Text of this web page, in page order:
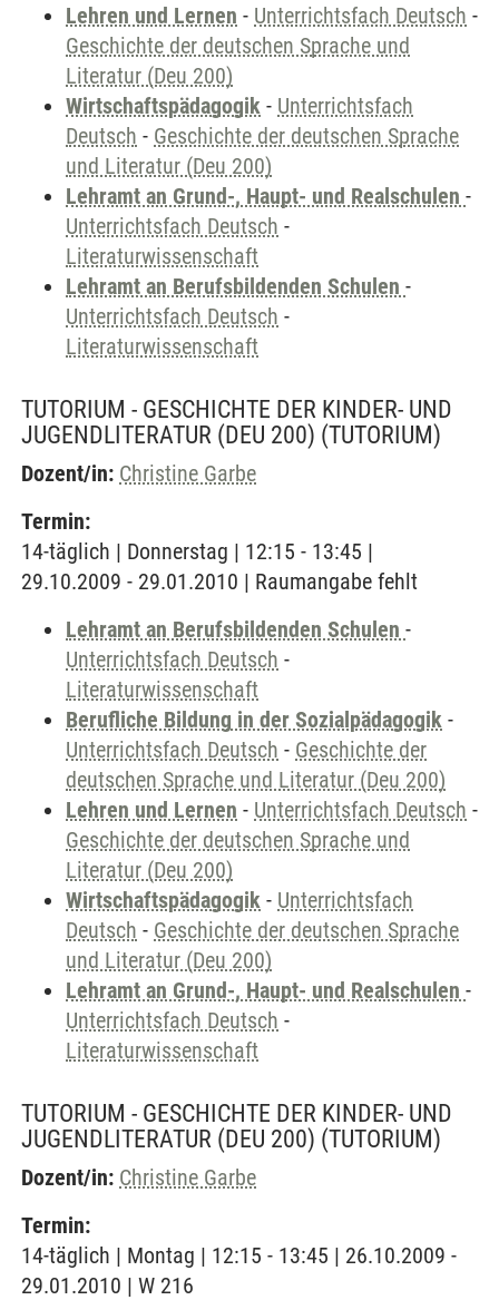
Lehren und Lernen - Unterrichtsfach Deutsch -
Geschichte der deutschen Sprache und
Literatur (Deu 200)
Wirtschaftspädagogik - Unterrichtsfach
Deutsch - Geschichte der deutschen Sprache
und Literatur (Deu 200)
Lehramt an Grund-, Haupt- und Realschulen -
Unterrichtsfach Deutsch -
Literaturwissenschaft
Lehramt an Berufsbildenden Schulen -
Unterrichtsfach Deutsch -
Literaturwissenschaft
TUTORIUM - GESCHICHTE DER KINDER- UND
JUGENDLITERATUR (DEU 200) (TUTORIUM)
Dozent/in: Christine Garbe
Termin:
14-täglich | Donnerstag | 12:15 - 13:45 |
29.10.2009 - 29.01.2010 | Raumangabe fehlt
Lehramt an Berufsbildenden Schulen -
Unterrichtsfach Deutsch -
Literaturwissenschaft
Berufliche Bildung in der Sozialpädagogik -
Unterrichtsfach Deutsch - Geschichte der
deutschen Sprache und Literatur (Deu 200)
Lehren und Lernen - Unterrichtsfach Deutsch -
Geschichte der deutschen Sprache und
Literatur (Deu 200)
Wirtschaftspädagogik - Unterrichtsfach
Deutsch - Geschichte der deutschen Sprache
und Literatur (Deu 200)
Lehramt an Grund-, Haupt- und Realschulen -
Unterrichtsfach Deutsch -
Literaturwissenschaft
TUTORIUM - GESCHICHTE DER KINDER- UND
JUGENDLITERATUR (DEU 200) (TUTORIUM)
Dozent/in: Christine Garbe
Termin:
14-täglich | Montag | 12:15 - 13:45 | 26.10.2009 -
29.01.2010 | W 216